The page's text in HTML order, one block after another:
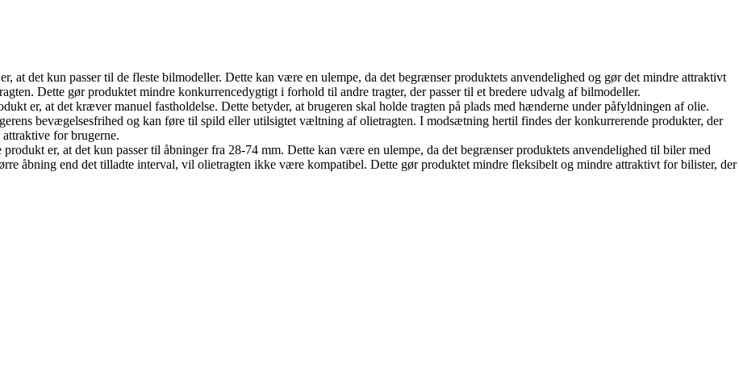
at det kun passer til de fleste bilmodeller. Dette kan være en ulempe, da det begrænser produktets anvendelighed og gør det mindre attraktivt
Dette gør produktet mindre konkurrencedygtigt i forhold til andre tragter, der passer til et bredere udvalg af bilmodeller.
er, at det kræver manuel fastholdelse. Dette betyder, at brugeren skal holde tragten på plads med hænderne under påfyldningen af olie.
bevægelsesfrihed og kan føre til spild eller utilsigtet væltning af olietragten. I modsætning hertil findes der konkurrerende produkter, der
for brugerne.
produkt er, at det kun passer til åbninger fra 28-74 mm. Dette kan være en ulempe, da det begrænser produktets anvendelighed til biler med
åbning end det tilladte interval, vil olietragten ikke være kompatibel. Dette gør produktet mindre fleksibelt og mindre attraktivt for bilister, der